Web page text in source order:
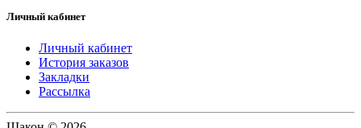
Личный кабинет
Личный кабинет
История заказов
Закладки
Рассылка